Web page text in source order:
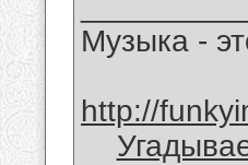
Музыка -
http://